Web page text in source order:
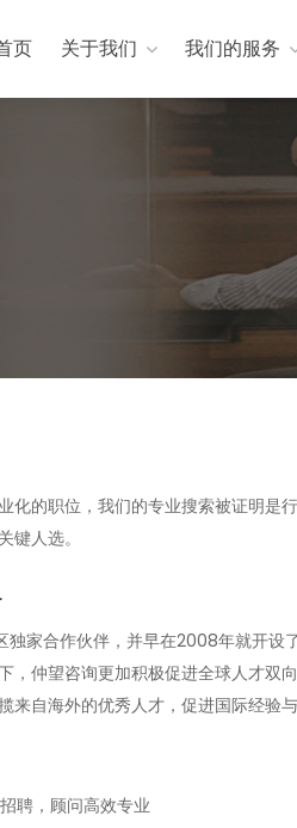
页 关于我们 我们的服务
化的职位，我们的专业搜索被证明是
键人选。
家合作伙伴，并早在2008年就开设
，仲望咨询更加积极促进全球人才双
来自海外的优秀人才，促进国际经验
聘，顾问高效专业